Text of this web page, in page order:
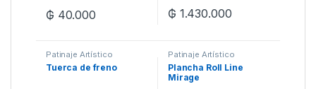
₲ 40.000 ₲ 1.430.000
Patinaje Artístico
Tuerca de freno
Patinaje Artístico
Plancha Roll Line
Mirage